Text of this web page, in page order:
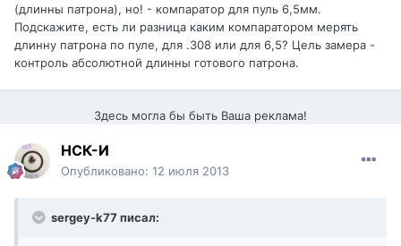
(длинны патрона), но! - компаратор для пуль 6,5мм.
Подскажите, есть ли разница каким компаратором мерять
длинну патрона по пуле, для .308 или для 6,5? Цель замера -
контроль абсолютной длинны готового патрона.
Здесь могла бы быть Ваша реклама!
НСК-И
Опубликовано: 12 июля 2013
sergey-k77 писал: